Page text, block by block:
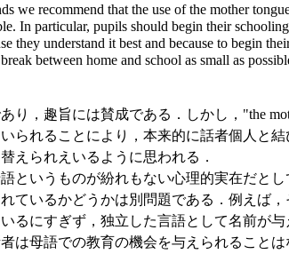
we recommend that the use of the mother
In particular, pupils should begin their
they understand it best and because to begin
between home and school as small as
り，趣旨には賛成である．しかし，"the
られることにより，本来的に話者個人と
えられえいるように思われる．
というものが紛れもない心理的実在だと
ているかどうかは別問題である．例えば
るにすぎず，独立した言語として名前が与
は母語での教育の機会を与えられること